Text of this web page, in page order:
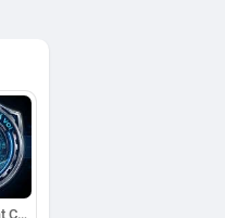
Đội Trinh Sát Cá Voi